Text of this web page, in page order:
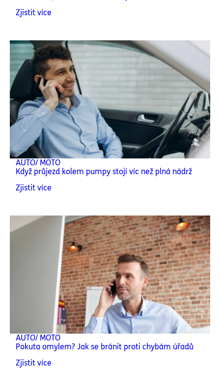
Zjistit více
AUTO/ MOTO
Když průjezd kolem pumpy stojí víc než plná nádrž
Zjistit více
AUTO/ MOTO
Pokuta omylem? Jak se bránit proti chybám úřadů
Zjistit více